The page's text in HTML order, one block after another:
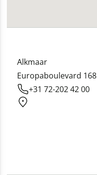
Alkmaar
Europaboulevard 168
+31 72-202 42 00